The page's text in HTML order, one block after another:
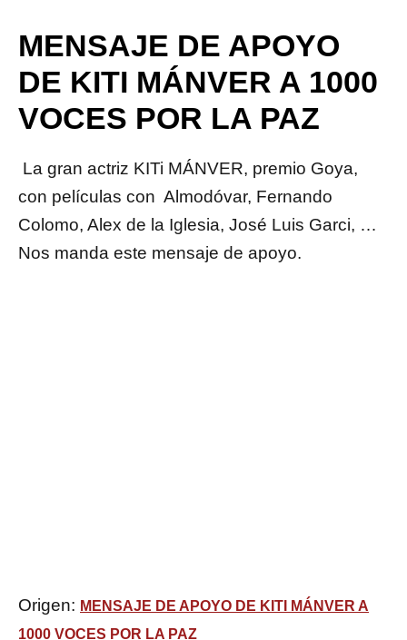
MENSAJE DE APOYO
DE KITI MÁNVER A 1000
VOCES POR LA PAZ
La gran actriz KITi MÁNVER, premio Goya,
con películas con Almodóvar, Fernando
Colomo, Alex de la Iglesia, José Luis Garci, …
Nos manda este mensaje de apoyo.
Origen: MENSAJE DE APOYO DE KITI MÁNVER A
1000 VOCES POR LA PAZ